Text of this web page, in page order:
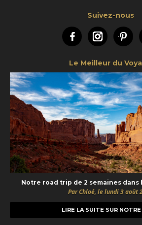
Suivez-nous
FacebookInstagram
Le Meilleur du
Notre road trip de 2 semaines dans
Par Chloé, le lundi 3 août
LIRE LA SUITE SUR